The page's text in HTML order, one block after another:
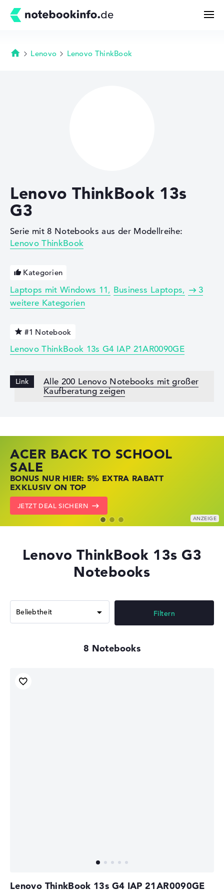
Deals
Startseite
Lenovo Lenovo ThinkBook
Lenovo ThinkBook 13s
G3
Serie mit 8 Notebooks aus der Modellreihe:
Lenovo ThinkBook
Kategorien
Laptops mit Windows 11 Business Laptops
3
weitere Kategorien
#1 Notebook
Lenovo ThinkBook 13s G4 IAP 21AR0090GE
Alle 200 Lenovo Notebooks mit großer
Kaufberatung zeigen
ACER BACK TO SCHOOL
SALE
BONUS NUR HIER: 5% EXTRA RABATT
EXKLUSIV ON TOP
JETZT DEAL SICHERN
HP STORE SSV DEALS
JETZT ZUGREIFEN: NOTEBOOKS BEI HP
KRÄFTIG REDUZIERT
ZU DEN HP ANGEBOTEN
LENOVO LAPTOP DEALS
NOTEBOOKS BEI LENOVO JETZT
KRÄFTIG REDUZIERT
LENOVO DEALS ZEIGEN
Lenovo ThinkBook 13s G3
Notebooks
8
Filtern
Lenovo ThinkBook 13s G4 IAP 21AR0090GE